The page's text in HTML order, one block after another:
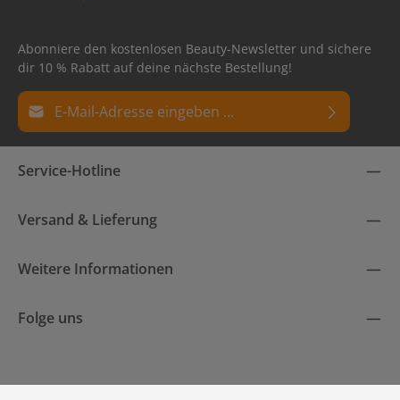
Abonniere den kostenlosen Beauty-Newsletter und sichere
dir 10 % Rabatt auf deine nächste Bestellung!
E-Mail-Adresse*
Datenschutz
Ich habe dieDatenschutzbestimmungen
einverstanden.
Die mit einem Stern (*) markierten Felder sind
Pflichtfelder.
Service-Hotline
Versand & Lieferung
Weitere Informationen
Folge uns